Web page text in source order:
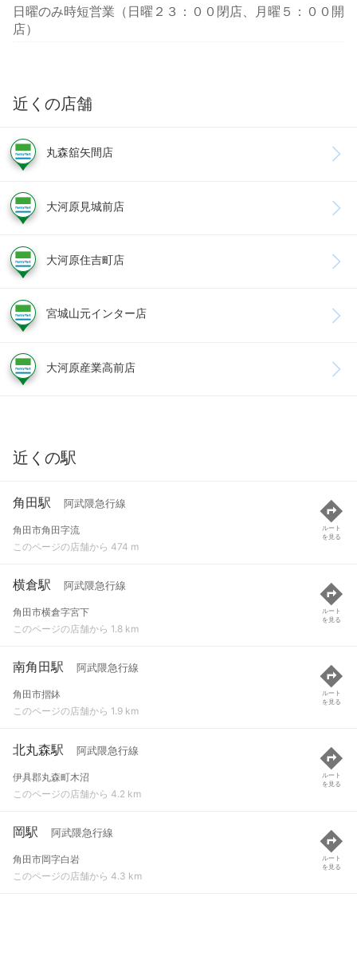
日曜のみ時短営業（日曜２３：００閉店、月曜５：００開
店）
近くの店舗
丸森舘矢間店
大河原見城前店
大河原住吉町店
宮城山元インター店
大河原産業高前店
近くの駅
角田駅 阿武隈急行線
角田市角田字流
このページの店舗から 474 m
ルート
を見る
横倉駅 阿武隈急行線
角田市横倉字宮下
このページの店舗から 1.8 km
ルート
を見る
南角田駅 阿武隈急行線
角田市摺鉢
このページの店舗から 1.9 km
ルート
を見る
北丸森駅 阿武隈急行線
伊具郡丸森町木沼
このページの店舗から 4.2 km
ルート
を見る
岡駅 阿武隈急行線
角田市岡字白岩
このページの店舗から 4.3 km
ルート
を見る